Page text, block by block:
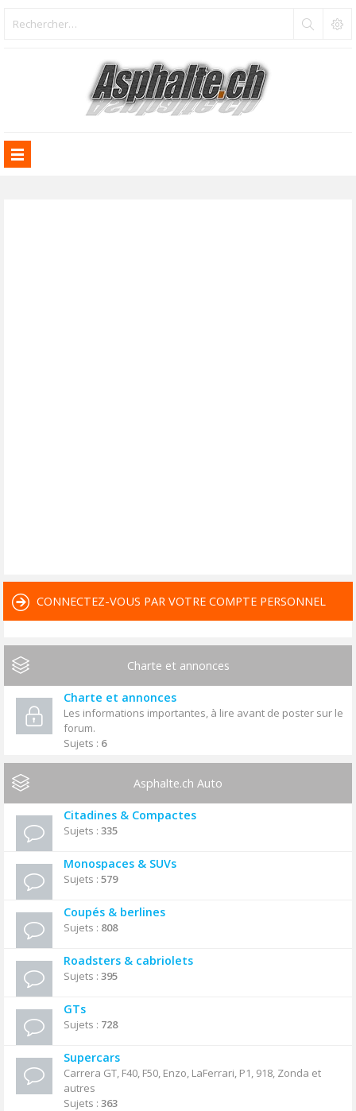
CONNECTEZ-VOUS PAR VOTRE COMPTE PERSONNEL
Charte et annonces
Charte et annonces
Les informations importantes, à lire avant de poster sur le
forum.
Sujets : 6
Asphalte.ch Auto
Citadines & Compactes
Sujets : 335
Monospaces & SUVs
Sujets : 579
Coupés & berlines
Sujets : 808
Roadsters & cabriolets
Sujets : 395
GTs
Sujets : 728
Supercars
Carrera GT, F40, F50, Enzo, LaFerrari, P1, 918, Zonda et
autres
Sujets : 363